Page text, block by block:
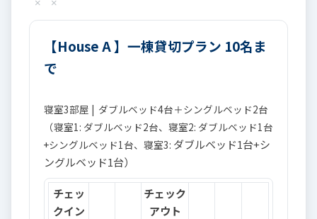
【House A 】一棟貸切プラン 10名ま
で
寝室3部屋 | ダブルベッド4台＋シングルベッド2台
（寝室1: ダブルベッド2台、寝室2: ダブルベッド1台
+シングルベッド1台、寝室3: ダブルベッド1台+シ
ングルベッド1台）
チェッ
クイン
チェック
アウト